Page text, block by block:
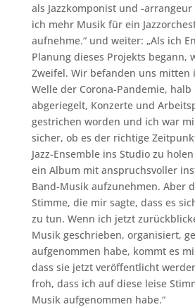
als Jazzkomponist und -
ich mehr Musik für ein
aufnehme.“ und weiter: „Als ich
Planung dieses Projekts begann,
Zweifel. Wir befanden uns mitten
Welle der Corona-Pandemie, halb
abgeriegelt, Konzerte und
gestrichen worden und ich war
sicher, ob es der richtige
Jazz-Ensemble ins Studio zu
ein Album mit anspruchsvoller
Band-Musik aufzunehmen. Aber
Stimme, die mir sagte, dass es
zu tun. Wenn ich jetzt
Musik geschrieben, organisiert,
aufgenommen habe, kommt es
dass sie jetzt veröffentlicht
froh, dass ich auf diese leise
Musik aufgenommen habe.“